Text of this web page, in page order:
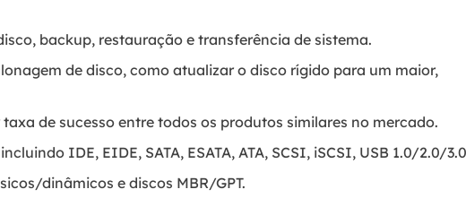
backup, restauração e transferência de sistema.
de disco, como atualizar o disco rígido para um maior,
de sucesso entre todos os produtos similares no mercado.
IDE, EIDE, SATA, ESATA, ATA, SCSI, iSCSI, USB 1.0/2.0/
dinâmicos e discos MBR/GPT.